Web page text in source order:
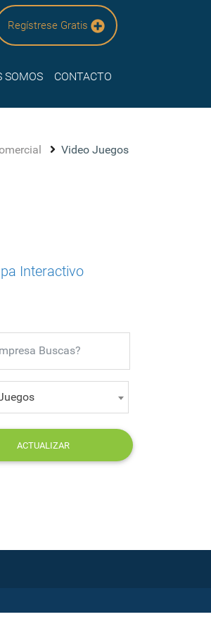
Regístrese Gratis
SOMOS CONTACTO
Video Juegos
Interactivo
ACTUALIZAR